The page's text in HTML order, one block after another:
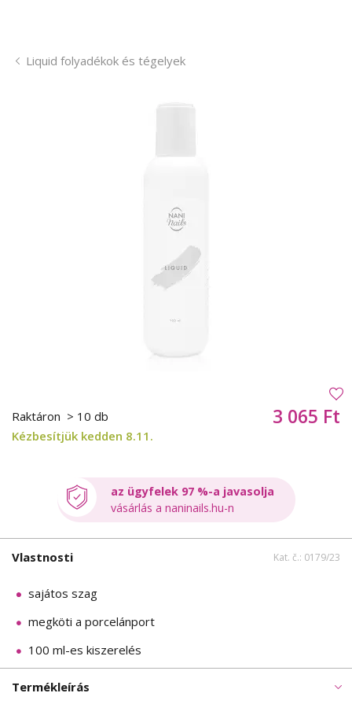
Liquid folyadékok és tégelyek
Raktáron > 10 db
Kézbesítjük kedden 8.11.
3 065 Ft
az ügyfelek 97 %-a javasolja
vásárlás a naninails.hu-n
Vlastnosti Kat. č.: 0179/23
sajátos szag
megköti a porcelánport
100 ml-es kiszerelés
Termékleírás